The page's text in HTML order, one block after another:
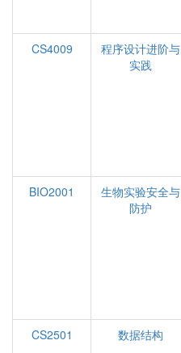
CS4009
程序设计进阶与
实践
BIO2001
生物实验安全与
防护
CS2501
数据结构